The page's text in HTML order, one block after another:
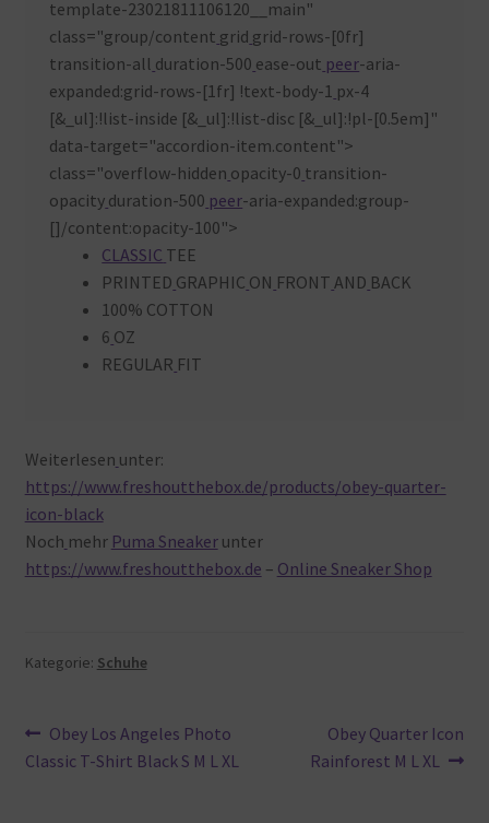
template-23021811106120__main"
class="group/content grid grid-rows-[0fr]
transition-all duration-500 ease-out peer-aria-
expanded:grid-rows-[1fr] !text-body-1 px-4
[&_ul]:!list-inside [&_ul]:!list-disc [&_ul]:!pl-[0.5em]"
data-target="accordion-item.content">
class="overflow-hidden opacity-0 transition-
opacity duration-500 peer-aria-expanded:group-
[]/content:opacity-100">
CLASSIC TEE
PRINTED GRAPHIC ON FRONT AND BACK
100% COTTON
6 OZ
REGULAR FIT
Weiterlesen unter:
https://www.freshoutthebox.de/products/obey-quarter-
icon-black
Noch mehr Puma Sneakerunter
https://www.freshoutthebox.de – Online Sneaker Shop
Kategorie: Schuhe
Beitragsnavigation
Vorheriger
Beitrag:
Obey Los Angeles Photo
Classic T-Shirt Black S M L XL
Nächster
Beitrag:
Obey Quarter Icon
Rainforest M L XL